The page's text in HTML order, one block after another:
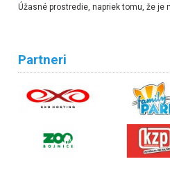
Partneri